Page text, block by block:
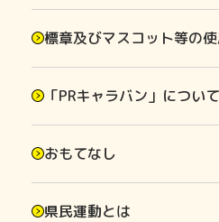
標章及びマスコット等の
「PRキャラバン」について
おもてなし
県民運動とは